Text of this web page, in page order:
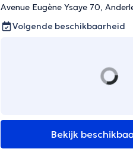
Avenue Eugène Ysaye 70,
Volgende beschikbaarheid
Bekijk